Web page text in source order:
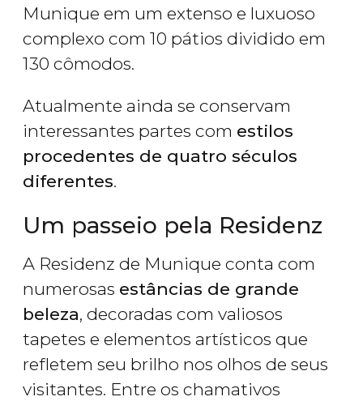
Munique em um extenso e luxuoso
complexo com 10 pátios dividido em
130 cômodos.
Atualmente ainda se conservam
interessantes partes com estilos
procedentes de quatro séculos
diferentes.
Um passeio pela Residenz
A Residenz de Munique conta com
numerosas estâncias de grande
beleza, decoradas com valiosos
tapetes e elementos artísticos que
refletem seu brilho nos olhos de seus
visitantes. Entre os chamativos